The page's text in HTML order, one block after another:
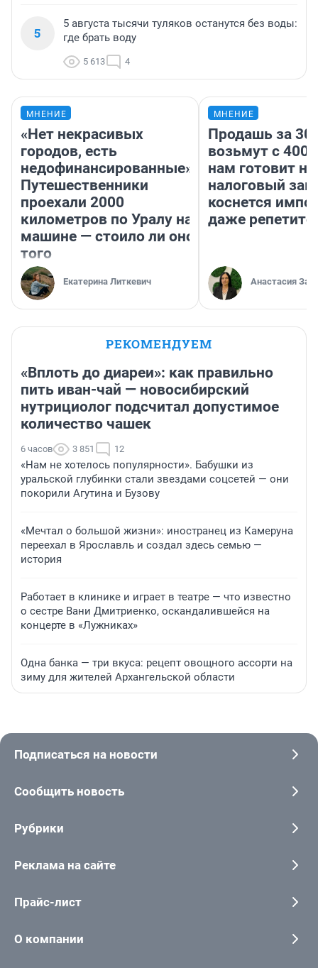
5
5 августа тысячи туляков останутся без воды:
где брать воду
5 613 4
МНЕНИЕ
«Нет некрасивых
городов, есть
недофинансированные».
Путешественники
проехали 2000
километров по Уралу на
машине — стоило ли оно
того
Екатерина Литкевич
МНЕНИЕ
Продашь за
возьмут с
нам готовит
налоговый
коснется
даже
Анастасия
РЕКОМЕНДУЕМ
«Вплоть до диареи»: как правильно
пить иван-чай — новосибирский
нутрициолог подсчитал допустимое
количество чашек
6 часов 3 851 12
«Нам не хотелось популярности». Бабушки из
уральской глубинки стали звездами соцсетей — они
покорили Агутина и Бузову
«Мечтал о большой жизни»: иностранец из Камеруна
переехал в Ярославль и создал здесь семью —
история
Работает в клинике и играет в театре — что известно
о сестре Вани Дмитриенко, оскандалившейся на
концерте в «Лужниках»
Одна банка — три вкуса: рецепт овощного ассорти на
зиму для жителей Архангельской области
Подписаться на новости
Сообщить новость
Рубрики
Реклама на сайте
Прайс-лист
О компании